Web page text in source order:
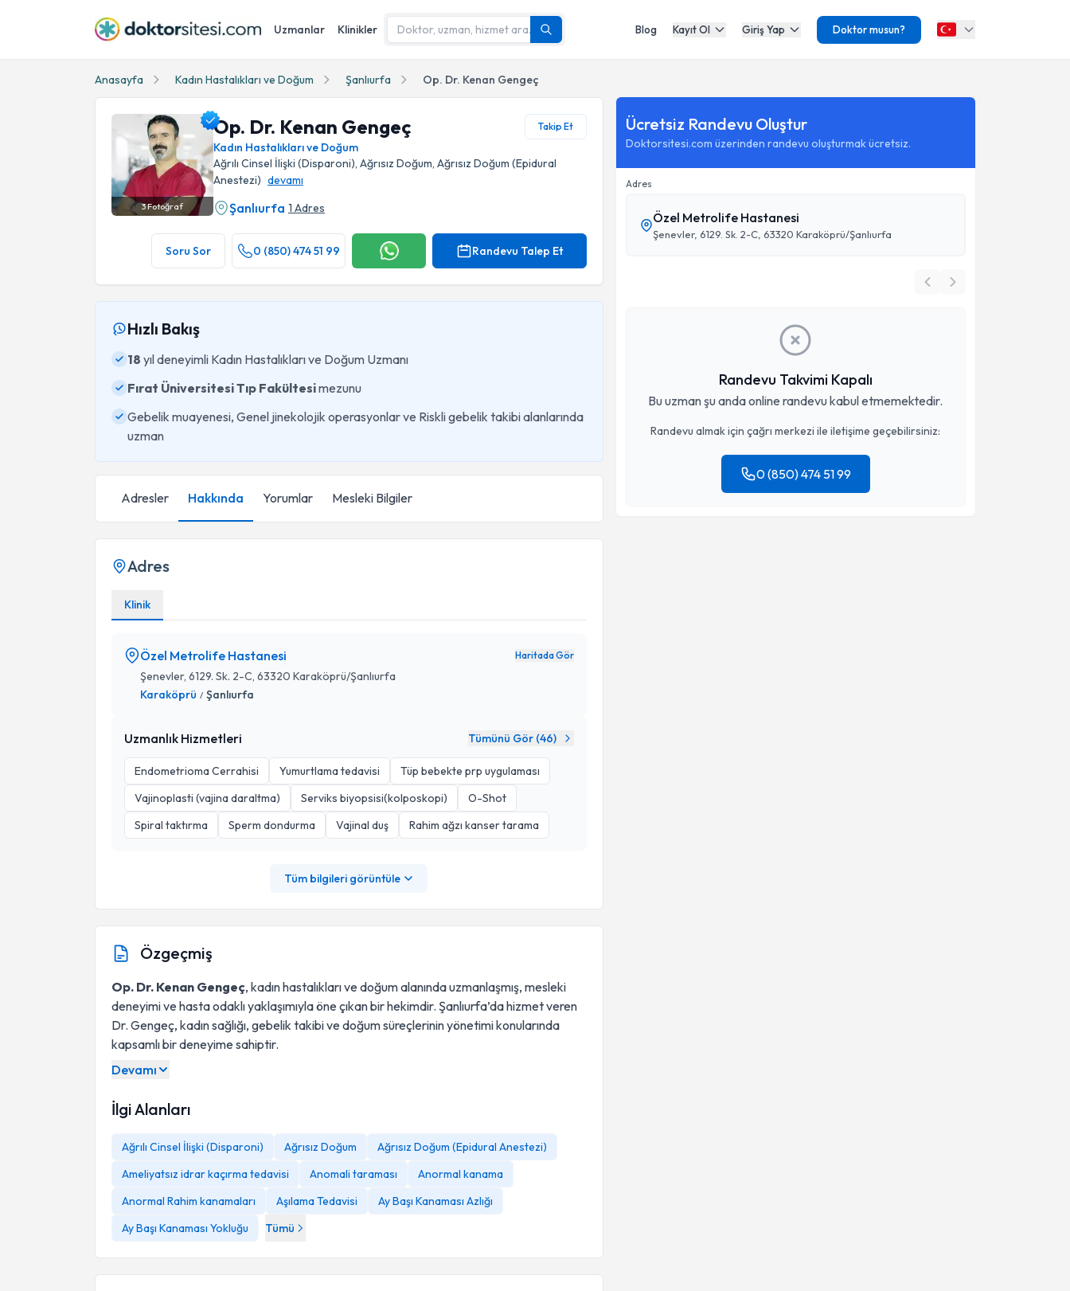
Uzmanlar Klinikler Blog Kayıt Ol Giriş Yap Doktor musun?
Anasayfa Kadın Hastalıkları ve Doğum Şanlıurfa Op. Dr. Kenan Gengeç
3Fotoğraf
Op. Dr. Kenan Gengeç Takip Et
Kadın Hastalıkları ve Doğum
Ağrılı Cinsel İlişki (Disparoni), Ağrısız Doğum, Ağrısız Doğum (Epidural
Anestezi) devamı
Şanlıurfa 1 Adres
Soru Sor 0 (850) 474 51 99 Randevu Talep Et
Hızlı Bakış
18 yıl deneyimli Kadın Hastalıkları ve Doğum Uzmanı
Fırat Üniversitesi Tıp Fakültesimezunu
Gebelik muayenesi, Genel jinekolojik operasyonlar ve Riskli gebelik takibi alanlarında
uzman
Adresler Hakkında Yorumlar Mesleki Bilgiler
Adres
Klinik
Özel Metrolife Hastanesi Haritada Gör
Şenevler, 6129. Sk. 2-C, 63320 Karaköprü/Şanlıurfa
Karaköprü / Şanlıurfa
Uzmanlık Hizmetleri Tümünü Gör (46)
Endometrioma Cerrahisi Yumurtlama tedavisi
Tüp bebekte prp uygulaması
Vajinoplasti (vajina daraltma)
Serviks biyopsisi(kolposkopi)
O-Shot
Spiral taktırma
Sperm dondurma Vajinal duş Rahim ağzı kanser tarama
Tüm bilgileri görüntüle
Özgeçmiş
Op. Dr. Kenan Gengeç, kadın hastalıkları ve doğum alanında uzmanlaşmış, mesleki
deneyimi ve hasta odaklı yaklaşımıyla öne çıkan bir hekimdir. Şanlıurfa’da hizmet veren
Dr. Gengeç, kadın sağlığı, gebelik takibi ve doğum süreçlerinin yönetimi konularında
kapsamlı bir deneyime sahiptir.
Devamı
İlgi Alanları
Ağrılı Cinsel İlişki (Disparoni) Ağrısız Doğum
Ağrısız Doğum (Epidural Anestezi)
Ameliyatsız idrar kaçırma tedavisi
Anomali taraması
Anormal kanama
Anormal Rahim kanamaları
Aşılama Tedavisi
Ay Başı Kanaması Azlığı
Ay Başı Kanaması Yokluğu
Tümü
Ücretsiz Randevu Oluştur
Doktorsitesi.com üzerinden randevu oluşturmak ücretsiz.
Adres
Özel Metrolife Hastanesi
Şenevler, 6129. Sk. 2-C, 63320 Karaköprü/Şanlıurfa
Randevu Takvimi Kapalı
Bu uzman şu anda online randevu kabul etmemektedir.
Randevu almak için çağrı merkezi ile iletişime geçebilirsiniz:
0 (850) 474 51 99